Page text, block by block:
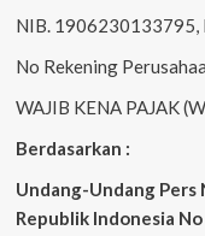
NIB. 1906230133795,
No Rekening
WAJIB KENA PAJAK
Berdasarkan :
Undang-Undang Pers
Republik Indonesia